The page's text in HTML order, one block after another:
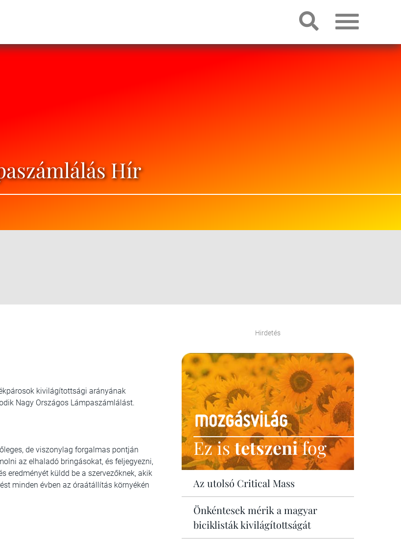
Hír
kivilágítottsági arányának
Nagy Országos Lámpaszámlálást.
de viszonylag forgalmas pontján
az elhaladó bringásokat, és feljegyezni,
eredményét küldd be a szervezőknek, akik
minden évben az óraátállítás környékén
Hirdetés
Ez istetszenifog
Az utolsó Critical Mass
Önkéntesek mérik a magyar
biciklisták kivilágítottságát